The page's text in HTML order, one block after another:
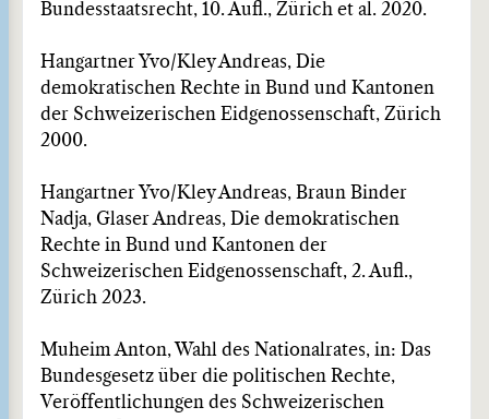
Bundesstaatsrecht, 10. Aufl., Zürich et al. 2020.
Hangartner Yvo/Kley Andreas, Die
demokratischen Rechte in Bund und Kantonen
der Schweizerischen Eidgenossenschaft, Zürich
2000.
Hangartner Yvo/Kley Andreas, Braun Binder
Nadja, Glaser Andreas, Die demokratischen
Rechte in Bund und Kantonen der
Schweizerischen Eidgenossenschaft, 2. Aufl.,
Zürich 2023.
Muheim Anton, Wahl des Nationalrates, in: Das
Bundesgesetz über die politischen Rechte,
Veröffentlichungen des Schweizerischen